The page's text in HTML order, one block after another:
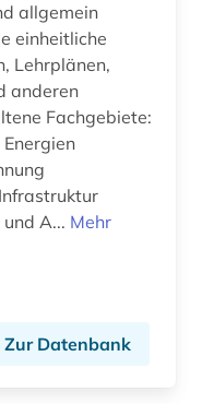
allgemein
einheitliche
Lehrplänen,
anderen
Fachgebiete:
A... Mehr
Zur Datenbank